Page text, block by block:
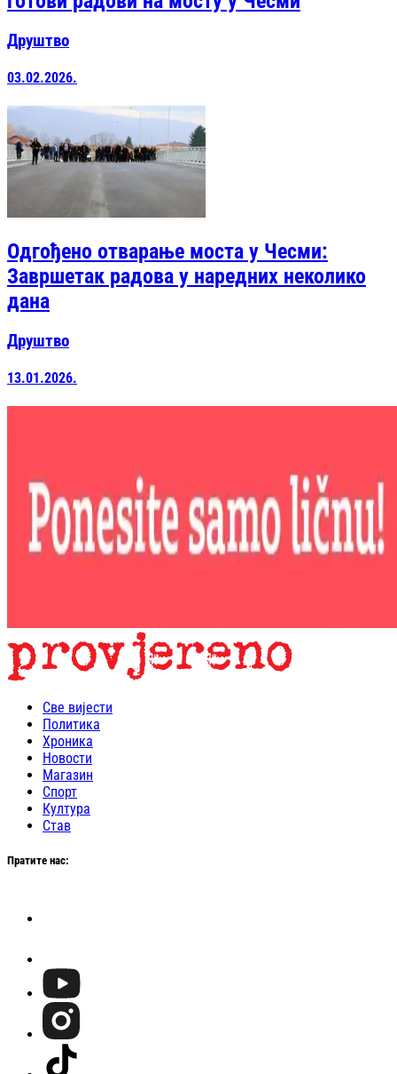
Друштво
03.02.2026.
Одгођено отварање моста у Чесми:
Завршетак радова у наредних неколико
дана
Друштво
13.01.2026.
Све вијести
Политика
Хроника
Новости
Магазин
Спорт
Култура
Став
Пратите нас: